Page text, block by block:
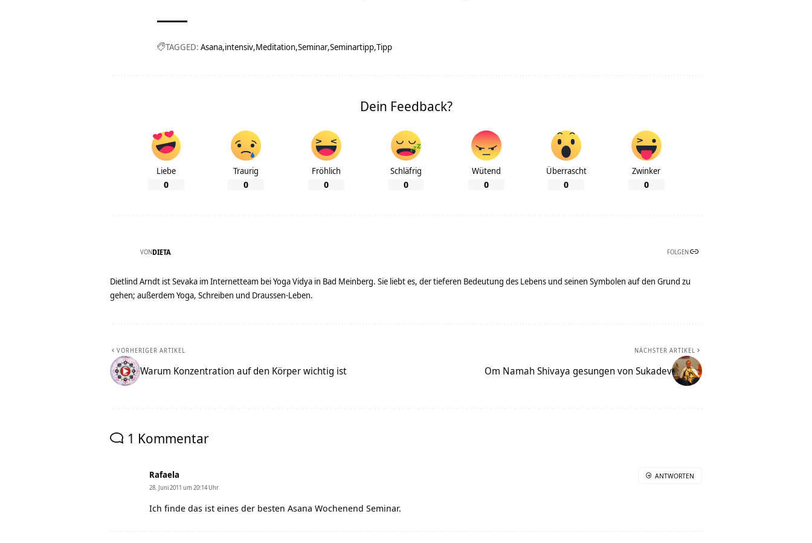
TAGGED: Asana intensiv Meditation Seminar Seminartipp Tipp
Dein Feedback?
Liebe
0
Traurig
0
Fröhlich
0
Schläfrig
0
Wütend
0
Überrascht
0
Zwinker
0
VONDIETA FOLGEN
Dietlind Arndt ist Sevaka im Internetteam bei Yoga Vidya in Bad Meinberg. Sie liebt es, der tieferen Bedeutung des Lebens und seinen Symbolen auf den Grund zu
gehen; außerdem Yoga, Schreiben und Draussen-Leben.
VORHERIGER ARTIKEL
Warum Konzentration auf den Körper wichtig ist
NÄCHSTER ARTIKEL
Om Namah Shivaya gesungen von Sukadev
1 Kommentar
Rafaela
28. Juni 2011 um 20:14 Uhr
Ich finde das ist eines der besten Asana Wochenend Seminar.
ANTWORTEN